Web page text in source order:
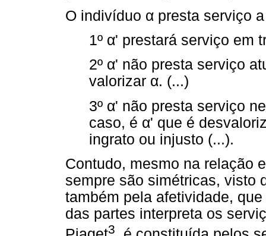
O indivíduo α presta serviço
1º α' prestará serviço em
2º α' não presta serviço
valorizar α. (...)
3º α' não presta serviço
caso, é α' que é
ingrato ou injusto (...).
Contudo, mesmo na relação
sempre são simétricas, visto
também pela afetividade,
das partes interpreta os
3